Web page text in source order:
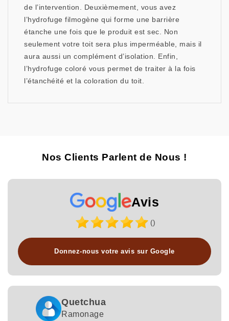
de l’intervention. Deuxièmement, vous avez
l’hydrofuge filmogène qui forme une barrière
étanche une fois que le produit est sec. Non
seulement votre toit sera plus imperméable, mais il
aura aussi un complément d’isolation. Enfin,
l’hydrofuge coloré vous permet de traiter à la fois
l’étanchéité et la coloration du toit.
Nos Clients Parlent de Nous !
Avis
()
Donnez-nous votre avis sur Google
Quetchua
Ramonage